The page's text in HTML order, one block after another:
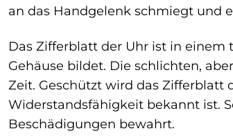
an das Handgelenk schmiegt und
Das Zifferblatt der Uhr ist in einem
Gehäuse bildet. Die schlichten,
Zeit. Geschützt wird das Zifferblatt
Widerstandsfähigkeit bekannt ist.
Beschädigungen bewahrt.